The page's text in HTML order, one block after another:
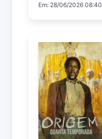
Em: 28/06/2026 08:40